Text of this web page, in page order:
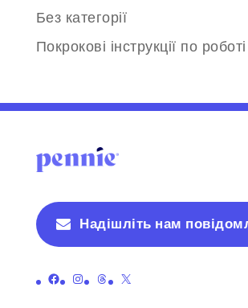
Без категорії
Покрокові інструкції по
Надішліть нам
Посилання на офіційну сторінку Пенні у Facebook
Посилання на офіційну сторінку Пенні в Instagram
Посилання на офіційну сторінку Пенні з ниткамиПосилання на офіційну сторінку Пенні на X (раніше Twitter)